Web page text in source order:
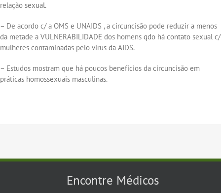
relação sexual.
– De acordo c/ a OMS e UNAIDS , a circuncisão pode reduzir a menos
da metade a VULNERABILIDADE dos homens qdo há contato sexual c/
mulheres contaminadas pelo vírus da AIDS.
– Estudos mostram que há poucos benefícios da circuncisão em
práticas homossexuais masculinas.
Encontre Médicos